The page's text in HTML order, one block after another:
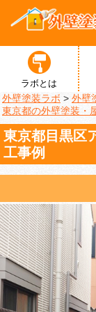
ラボとは
外壁塗装ラボ > 外壁
東京都の外壁塗装・
東京都目黒区
工事例